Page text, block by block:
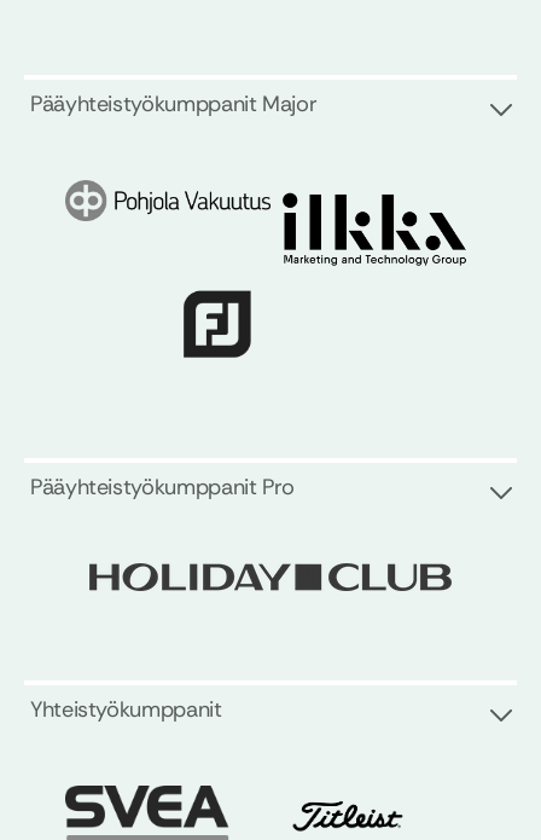
Pääyhteistyökumppanit Major
Pääyhteistyökumppanit Pro
Yhteistyökumppanit